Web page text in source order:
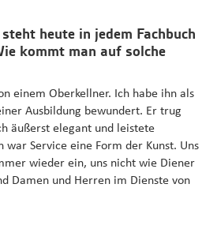
heute in jedem Fachbuch
kommt man auf solche
einem Oberkellner. Ich habe ihn als
Ausbildung bewundert. Er trug
äußerst elegant und leistete
war Service eine Form der Kunst. Uns
wieder ein, uns nicht wie Diener
Damen und Herren im Dienste von